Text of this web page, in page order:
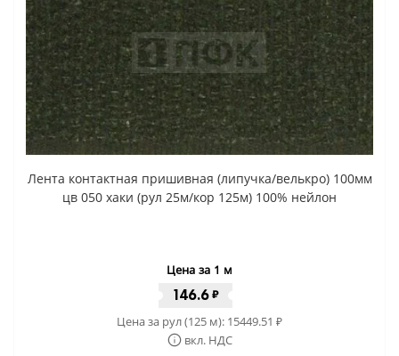
Лента контактная пришивная (липучка/велькро) 100мм
цв 050 хаки (рул 25м/кор 125м) 100% нейлон
Цена за 1 м
146.6 ₽
Цена за рул (125 м): 15449.51 ₽
вкл. НДС